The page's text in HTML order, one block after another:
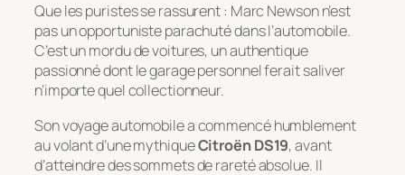
Que les puristes se rassurent : Marc Newson n’est
pas un opportuniste parachuté dans l’automobile.
C’est un mordu de voitures, un authentique
passionné dont le garage personnel ferait saliver
n’importe quel collectionneur.
Son voyage automobile a commencé humblement
au volant d’une mythiqueCitroën DS19, avant
d’atteindre des sommets de rareté absolue. Il